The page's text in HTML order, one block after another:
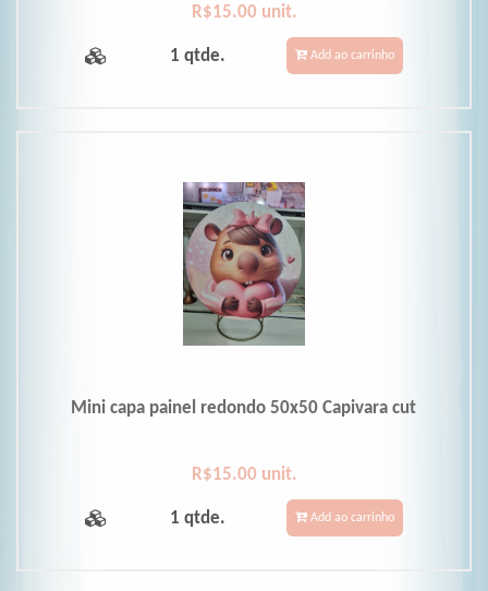
R$15.00 unit.
1 qtde. Add ao carrinho
Mini capa painel redondo 50x50 Capivara cut
R$15.00 unit.
1 qtde. Add ao carrinho